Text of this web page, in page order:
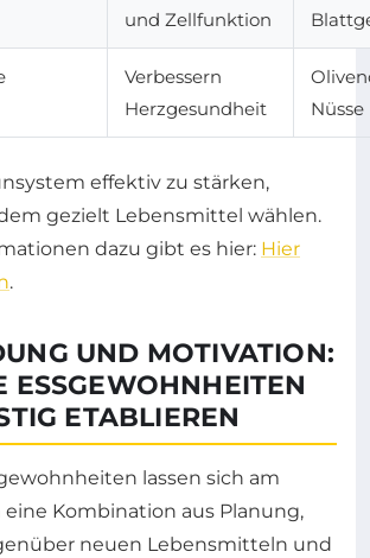
und Zellfunktion
Verbessern
Herzgesundheit
Nüsse
effektiv zu stärken,
gezielt Lebensmittel wählen.
dazu gibt es hier: Hier
.
UND MOTIVATION:
ESSGEWOHNHEITEN
ETABLIEREN
lassen sich am
Kombination aus Planung,
neuen Lebensmitteln und